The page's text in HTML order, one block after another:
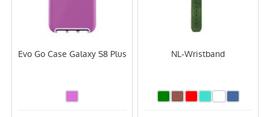
NL-Wristband
Evo Go Case Galaxy S8 Plus